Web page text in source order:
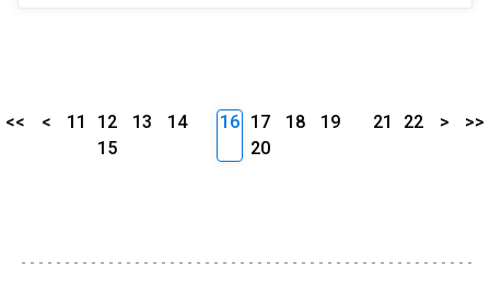
<< < 11 12 13
14
15
16 17 18
19
20
21 22 > >>